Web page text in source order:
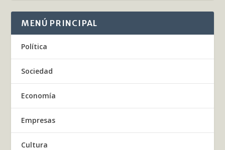
MENÚ PRINCIPAL
Política
Sociedad
Economía
Empresas
Cultura